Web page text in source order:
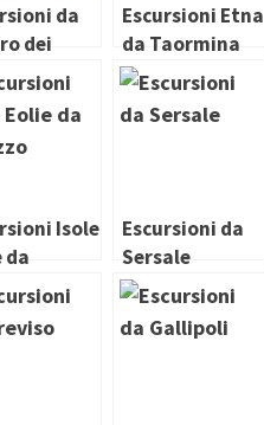
da
dei
Escursioni Etna
da Taormina
Isole
da
Escursioni da
Sersale